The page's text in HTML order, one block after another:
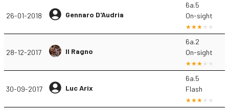
26-01-2018 Gennaro D'Audria
6a.5
On-sight
28-12-2017 Il Ragno
6a.2
On-sight
30-09-2017 Luc Arix
6a.5
Flash